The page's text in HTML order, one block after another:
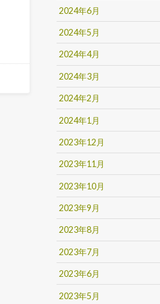
2024年6月
2024年5月
2024年4月
2024年3月
2024年2月
2024年1月
2023年12月
2023年11月
2023年10月
2023年9月
2023年8月
2023年7月
2023年6月
2023年5月